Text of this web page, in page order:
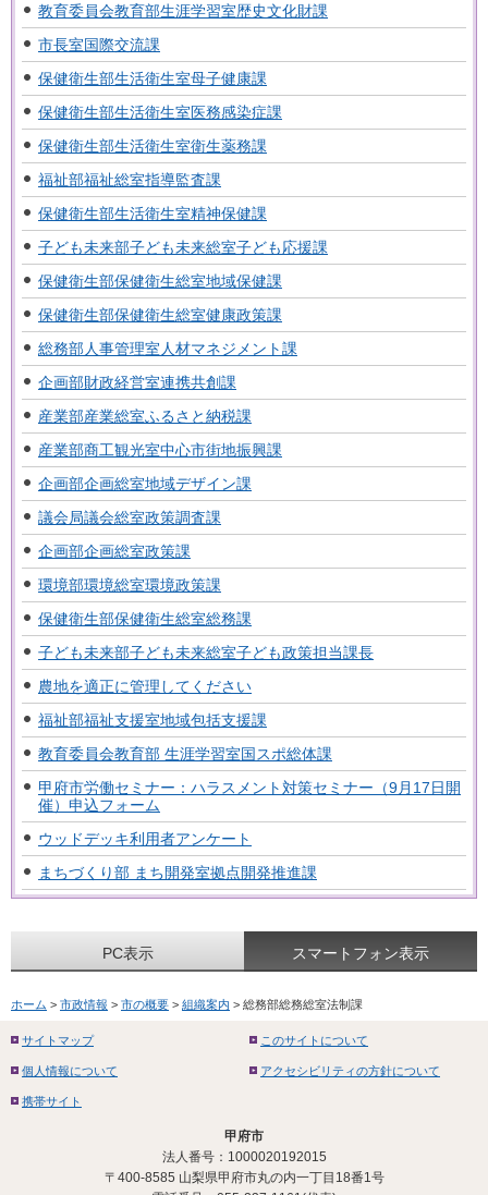
教育委員会教育部生涯学習室歴史文化財課
市長室国際交流課
保健衛生部生活衛生室母子健康課
保健衛生部生活衛生室医務感染症課
保健衛生部生活衛生室衛生薬務課
福祉部福祉総室指導監査課
保健衛生部生活衛生室精神保健課
子ども未来部子ども未来総室子ども応援課
保健衛生部保健衛生総室地域保健課
保健衛生部保健衛生総室健康政策課
総務部人事管理室人材マネジメント課
企画部財政経営室連携共創課
産業部産業総室ふるさと納税課
産業部商工観光室中心市街地振興課
企画部企画総室地域デザイン課
議会局議会総室政策調査課
企画部企画総室政策課
環境部環境総室環境政策課
保健衛生部保健衛生総室総務課
子ども未来部子ども未来総室子ども政策担当課長
農地を適正に管理してください
福祉部福祉支援室地域包括支援課
教育委員会教育部 生涯学習室国スポ総体課
甲府市労働セミナー：ハラスメント対策セミナー（9月17日開
催）申込フォーム
ウッドデッキ利用者アンケート
まちづくり部 まち開発室拠点開発推進課
PC表示 スマートフォン表示
ホーム > 市政情報 > 市の概要 > 組織案内 > 総務部総務総室法制課
サイトマップ このサイトについて
個人情報について アクセシビリティの方針について
携帯サイト
甲府市
法人番号：1000020192015
〒400-8585 山梨県甲府市丸の内一丁目18番1号